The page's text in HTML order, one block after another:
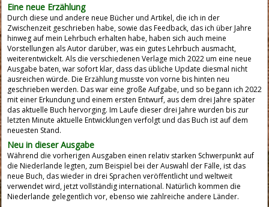
Eine neue Erzählung
Durch diese und andere neue Bücher und Artikel, die ich in der
Zwischenzeit geschrieben habe, sowie das Feedback, das ich über Jahre
hinweg auf mein Lehrbuch erhalten habe, haben sich auch meine
Vorstellungen als Autor darüber, was ein gutes Lehrbuch ausmacht,
weiterentwickelt. Als die verschiedenen Verlage mich 2022 um eine neue
Ausgabe baten, war sofort klar, dass das übliche Update diesmal nicht
ausreichen würde. Die Erzählung musste von vorne bis hinten neu
geschrieben werden. Das war eine große Aufgabe, und so begann ich 2022
mit einer Erkundung und einem ersten Entwurf, aus dem drei Jahre später
das aktuelle Buch hervorging. Im Laufe dieser drei Jahre wurden bis zur
letzten Minute aktuelle Entwicklungen verfolgt und das Buch ist auf dem
neuesten Stand.
Neu in dieser Ausgabe
Während die vorherigen Ausgaben einen relativ starken Schwerpunkt auf
die Niederlande legten, zum Beispiel bei der Auswahl der Fälle, ist das
neue Buch, das wieder in drei Sprachen veröffentlicht und weltweit
verwendet wird, jetzt vollständig international. Natürlich kommen die
Niederlande gelegentlich vor, ebenso wie zahlreiche andere Länder.